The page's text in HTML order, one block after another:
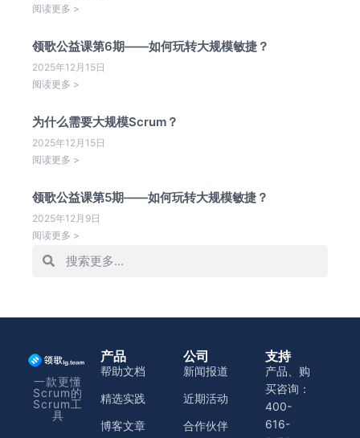
阅读更多 >
领歌公益课第6期——如何玩转大规模敏捷？
2025年12月15日
阅读更多 >
为什么需要大规模Scrum？
2025年12月15日
阅读更多 >
领歌公益课第5期——如何玩转大规模敏捷？
2025年12月9日
阅读更多 >
一款更懂
Scrum的
Scrum工
具
产品
帮助文档
精选实践
博客文章
公司
新闻报道
近期活动
合作伙伴
支持
产品、购
买咨询：
400-
616-